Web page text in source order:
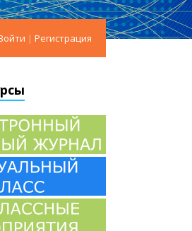
| Регистрация